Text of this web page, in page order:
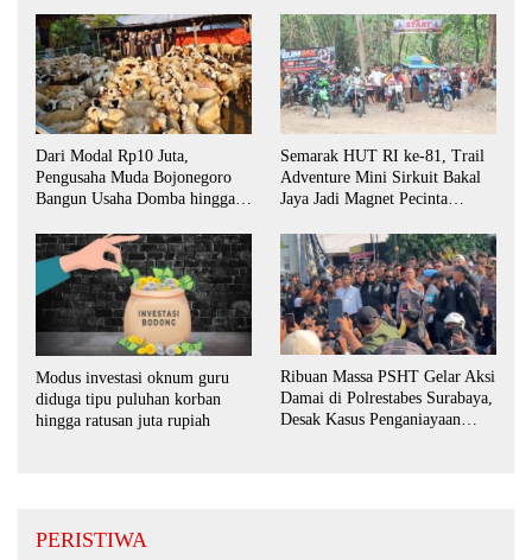
Dari Modal Rp10 Juta,
Pengusaha Muda Bojonegoro
Bangun Usaha Domba hingga
Semarak HUT RI ke-81, Trail
Adventure Mini Sirkuit Bakal
Jaya Jadi Magnet Pecinta
Modus investasi oknum guru
diduga tipu puluhan korban
hingga ratusan juta rupiah
Ribuan Massa PSHT Gelar Aksi
Damai di Polrestabes Surabaya,
Desak Kasus Penganiayaan
PERISTIWA